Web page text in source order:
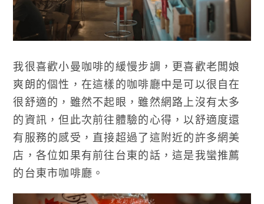
我很喜歡小曼咖啡的緩慢步調，更喜歡老闆娘
爽朗的個性，在這樣的咖啡廳中是可以很自在
很舒適的，雖然不起眼，雖然網路上沒有太多
的資訊，但此次前往體驗的心得，以舒適度還
有服務的感受，直接超過了這附近的許多網美
店，各位如果有前往台東的話，這是我蠻推薦
的台東市咖啡廳。